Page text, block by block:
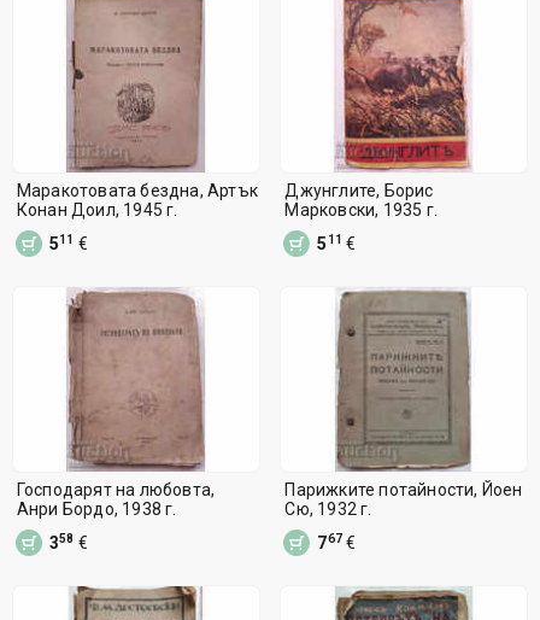
Маракотовата бездна, Артък
Конан Доил, 1945 г.
511 €
Джунглите, Борис
Марковски, 1935 г.
5 11 €
Господарят на любовта,
Анри Бордо, 1938 г.
358 €
Парижките потайности, Йоен
Сю, 1932 г.
767 €